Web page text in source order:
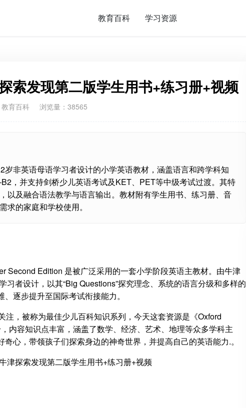
教育百科 学习资源
发现第二版学生用书+练习册+视频
教育百科 浏览量：38565
非英语母语学习者设计的小学英语教材，涵盖语言和跨学科知
，并支持剑桥少儿英语考试及KET、PET等中级考试过渡。其特
以及融合语法教学与语言输出。教材附有学生用书、练习册、音
的家庭和学校使用。
Second Edition 是被广泛采用的一套小学阶段英语主教材。由牛津
者设计，以其“Big Questions”探究理念、系统的语言分级和多样的
逐步提升至国际考试衔接能力。
，被称为最佳少儿百科知识系列，今天这套资源是《Oxford
内容知识点丰富，涵盖了数学、经济、艺术、地理等众多学科主
心，带领孩子们探索身边的神奇世界，并提高自己的英语能力.。